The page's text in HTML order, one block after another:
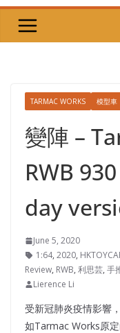
TARMAC WORKS 模型車
變陣 –
RWB
day
June 5, 2020
1:64, 2020,
Review, RWB, 利思芸, 手
Lierence Li
受新冠肺炎疫情影響
如Tarmac Works原